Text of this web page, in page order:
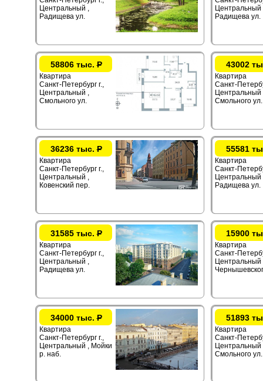
Центральный ,
Радищева ул.
Центральный
Радищева ул.
58806 тыс.Р
Квартира
Санкт-Петербург г.,
Центральный ,
Смольного ул.
43002
Квартира
Санкт-
Центральный
Смольного ул.
36236 тыс.Р
Квартира
Санкт-Петербург г.,
Центральный ,
Ковенский пер.
55581
Квартира
Санкт-
Центральный
Радищева ул.
31585 тыс.Р
Квартира
Санкт-Петербург г.,
Центральный ,
Радищева ул.
15900
Квартира
Санкт-
Центральный
34000 тыс.Р
Квартира
Санкт-Петербург г.,
Центральный , Мойки
р. наб.
51893
Квартира
Санкт-
Центральный
Смольного ул.